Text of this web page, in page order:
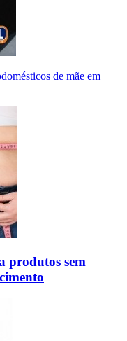
de mãe em
produtos sem